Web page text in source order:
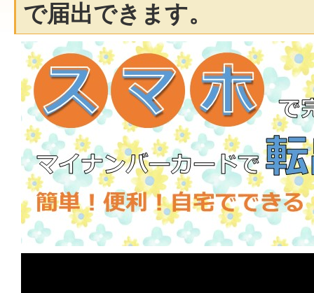
で届出できます。